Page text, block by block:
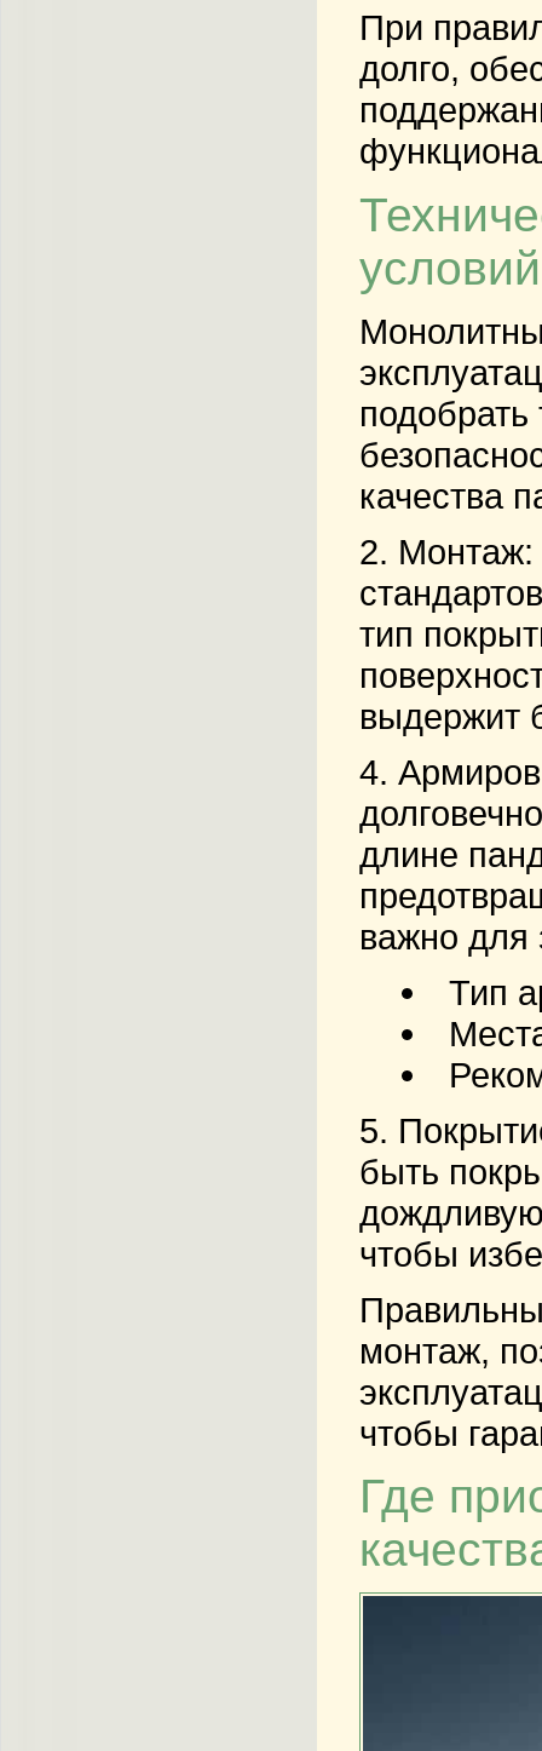
При
долго,
подобрать
качества
2. Монтаж
тип
выдержит
4.
длине
важно для
Тип
5.
быть
чтобы
монтаж,
чтобы
Где